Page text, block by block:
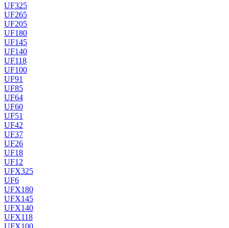
UF325
UF265
UF205
UF180
UF145
UF140
UF118
UF100
UF91
UF85
UF64
UF60
UF51
UF42
UF37
UF26
UF18
UF12
UFX325
UF6
UFX180
UFX145
UFX140
UFX118
UFX100